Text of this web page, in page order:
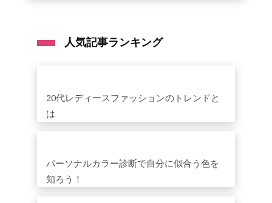
人気記事ランキング
20代レディースファッションのトレンドと
は
パーソナルカラー診断で自分に似合う色を
知ろう！